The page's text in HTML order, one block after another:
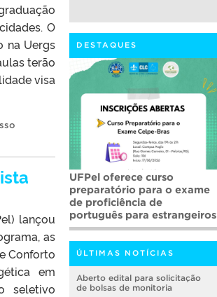
O
na Uergs
terão
visa
lançou
as
Conforto
em
seletivo
DESTAQUES
UFPel oferece curso
preparatório para o exame
de proficiência de
português para estrangeiros
ÚLTIMAS NOTÍCIAS
Aberto edital para solicitação
de bolsas de monitoria